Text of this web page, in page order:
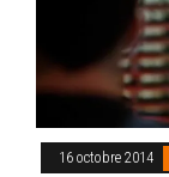
16 octobre 2014